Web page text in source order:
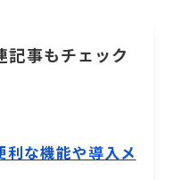
記事もチェック
利な機能や導入メ